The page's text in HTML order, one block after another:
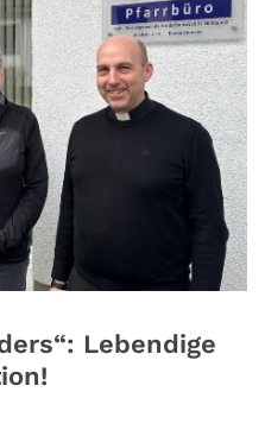
Lebendige